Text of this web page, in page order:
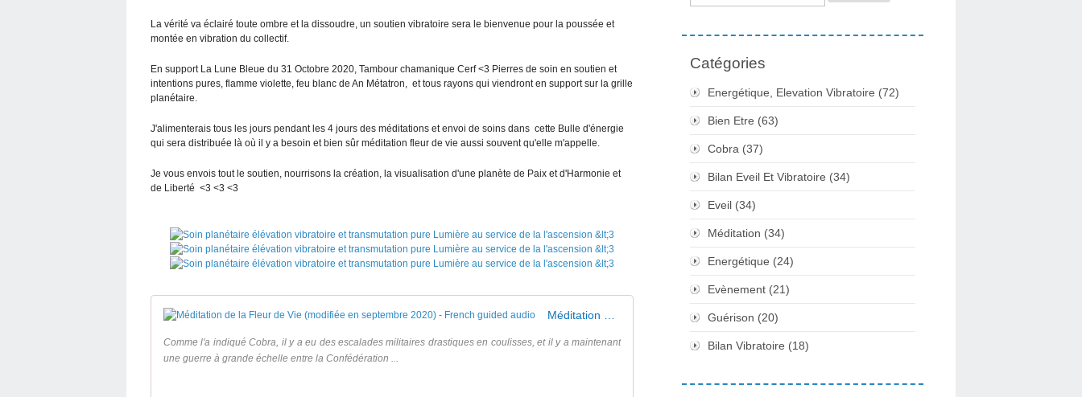
La vérité va éclairé toute ombre et la dissoudre, un soutien vibratoire sera le bienvenue pour la poussée et
montée en vibration du collectif.
En support La Lune Bleue du 31 Octobre 2020, Tambour chamanique Cerf <3 Pierres de soin en soutien et
intentions pures, flamme violette, feu blanc de An Métatron, et tous rayons qui viendront en support sur la grille
planétaire.
J'alimenterais tous les jours pendant les 4 jours des méditations et envoi de soins dans cette Bulle d'énergie
qui sera distribuée là où il y a besoin et bien sûr méditation fleur de vie aussi souvent qu'elle m'appelle.
Je vous envois tout le soutien, nourrisons la création, la visualisation d'une planète de Paix et d'Harmonie et
de Liberté <3 <3 <3
Comme l'a indiqué Cobra, il y a eu des escalades militaires drastiques en coulisses, et il y a maintenant
une guerre à grande échelle entre la Confédération ...
Catégories
Energétique, Elevation Vibratoire (72)
Bien Etre (63)
Cobra (37)
Bilan Eveil Et Vibratoire (34)
Eveil (34)
Méditation (34)
Energétique (24)
Evènement (21)
Guérison (20)
Bilan Vibratoire (18)